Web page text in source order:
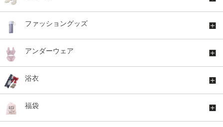
ファッショングッズ
アンダーウェア
浴衣
福袋